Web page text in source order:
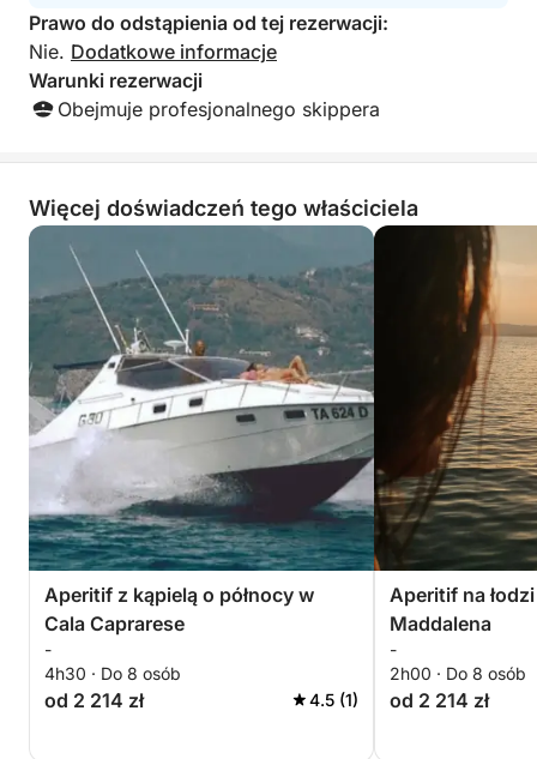
Prawo do odstąpienia od tej rezerwacji:
Nie. Dodatkowe informacje
Warunki rezerwacji
Obejmuje profesjonalnego skippera
Więcej doświadczeń tego właściciela
Aperitif z kąpielą o północy w
Cala Caprarese
-
4h30 · Do 8 osób
od 2 214 zł 4.5 (1)
Aperitif na
Maddalena
-
2h00 · Do 8 osób
od 2 214 zł